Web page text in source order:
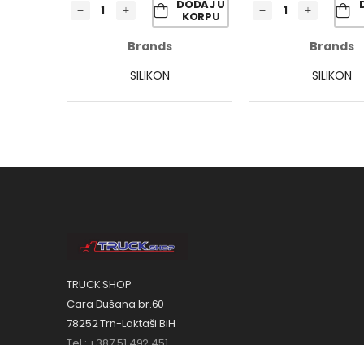
DODAJ U
KORPU
Brands
SILIKON
Brands
SILIKON
TRUCK SHOP
Cara Dušana br.60
78252 Trn-Laktaši BiH